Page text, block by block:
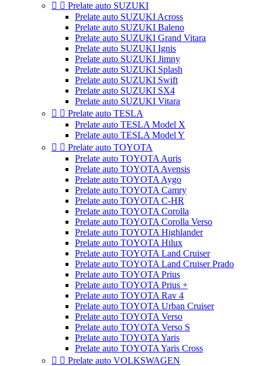
  Prelate auto SUZUKI
Prelate auto SUZUKI Across
Prelate auto SUZUKI Baleno
Prelate auto SUZUKI Grand Vitara
Prelate auto SUZUKI Ignis
Prelate auto SUZUKI Jimny
Prelate auto SUZUKI Splash
Prelate auto SUZUKI Swift
Prelate auto SUZUKI SX4
Prelate auto SUZUKI Vitara
  Prelate auto TESLA
Prelate auto TESLA Model X
Prelate auto TESLA Model Y
  Prelate auto TOYOTA
Prelate auto TOYOTA Auris
Prelate auto TOYOTA Avensis
Prelate auto TOYOTA Aygo
Prelate auto TOYOTA Camry
Prelate auto TOYOTA C-HR
Prelate auto TOYOTA Corolla
Prelate auto TOYOTA Corolla Verso
Prelate auto TOYOTA Highlander
Prelate auto TOYOTA Hilux
Prelate auto TOYOTA Land Cruiser
Prelate auto TOYOTA Land Cruiser Prado
Prelate auto TOYOTA Prius
Prelate auto TOYOTA Prius +
Prelate auto TOYOTA Rav 4
Prelate auto TOYOTA Urban Cruiser
Prelate auto TOYOTA Verso
Prelate auto TOYOTA Verso S
Prelate auto TOYOTA Yaris
Prelate auto TOYOTA Yaris Cross
  Prelate auto VOLKSWAGEN